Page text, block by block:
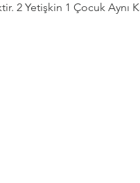
2 Yetişkin 1 Çocuk Aynı